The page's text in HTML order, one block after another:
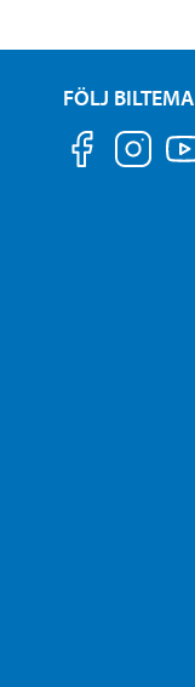
FÖLJ BILTEMA